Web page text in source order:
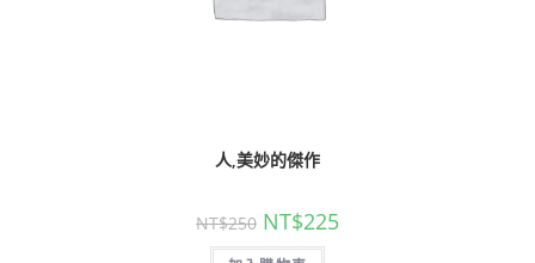
人,美妙的傑作
NT$250 NT$225